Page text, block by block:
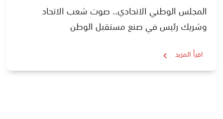
المجلس الوطني الاتحادي.. صوت شعب الاتحاد
وشريك رئيس في صنع مستقبل الوطن
اقرأ المزيد